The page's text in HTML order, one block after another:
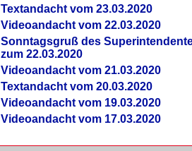
Textandacht vom 23.03.2020
Videoandacht vom 22.03.2020
Sonntagsgruß des
zum 22.03.2020
Videoandacht vom 21.03.2020
Textandacht vom 20.03.2020
Videoandacht vom 19.03.2020
Videoandacht vom 17.03.2020